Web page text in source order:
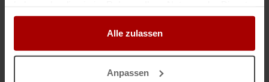
gesammelt haben.
Alle zulassen
Anpassen
kostenlosvon Unternehmen finden:
Jetzt einen Auftrag vergeben.